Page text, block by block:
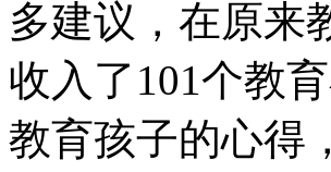
多建议，在原来
收入了101个教
教育孩子的心得